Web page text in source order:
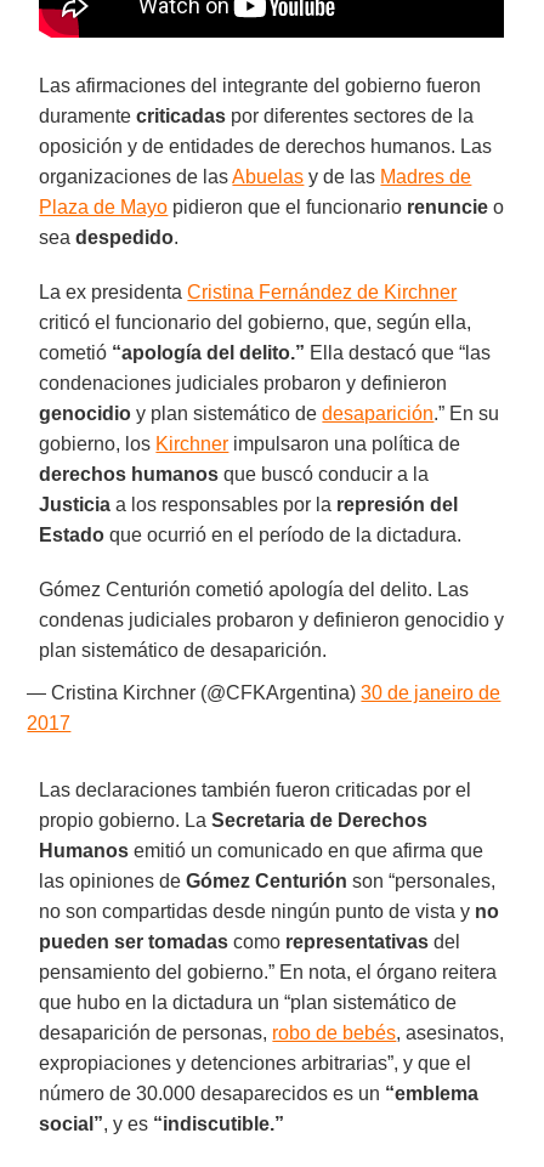
Las afirmaciones del integrante del gobierno fueron
duramentecriticadas por diferentes sectores de la
oposición y de entidades de derechos humanos. Las
organizaciones de lasAbuelas y de las Madres de
Plaza de Mayo pidieron que el funcionario renuncie o
seadespedido.
La ex presidentaCristina Fernández de Kirchner
criticó el funcionario del gobierno, que, según ella,
cometió “apología del delito.” Ella destacó que “las
condenaciones judiciales probaron y definieron
genocidio y plan sistemático dedesaparición.” En su
gobierno, los Kirchner impulsaron una política de
derechos humanos que buscó conducir a la
Justicia a los responsables por la represión del
Estado que ocurrió en el período de la dictadura.
Gómez Centurión cometió apología del delito. Las
condenas judiciales probaron y definieron genocidio y
plan sistemático de desaparición.
— Cristina Kirchner (@CFKArgentina)30 de janeiro de
2017
Las declaraciones también fueron criticadas por el
propio gobierno. La Secretaria de Derechos
Humanos emitió un comunicado en que afirma que
las opiniones deGómez Centurión son “personales,
no son compartidas desde ningún punto de vista y no
pueden ser tomadas como representativas del
pensamiento del gobierno.” En nota, el órgano reitera
que hubo en la dictadura un “plan sistemático de
desaparición de personas, robo de bebés, asesinatos,
expropiaciones y detenciones arbitrarias”, y que el
número de 30.000 desaparecidos es un “emblema
social”, y es “indiscutible.”